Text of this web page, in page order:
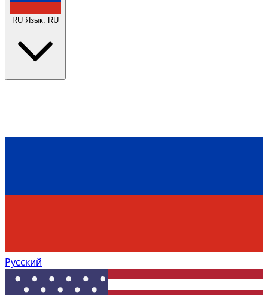
RU Язык: RU
Русский